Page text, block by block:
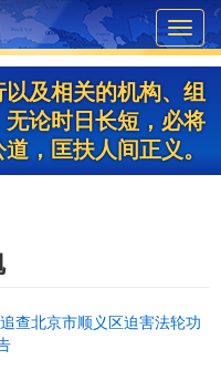
及相关的机构、组
论时日长短，必将
，匡扶人间正义。
追查北京市顺义区迫害法轮功